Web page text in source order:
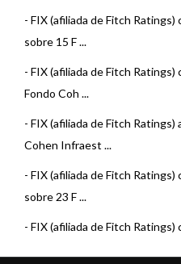
- FIX (afiliada de Fitch
sobre 15 F ...
- FIX (afiliada de Fitch
Fondo Coh ...
- FIX (afiliada de Fitch Ratings)
Cohen Infraest ...
- FIX (afiliada de Fitch
sobre 23 F ...
- FIX (afiliada de Fitch